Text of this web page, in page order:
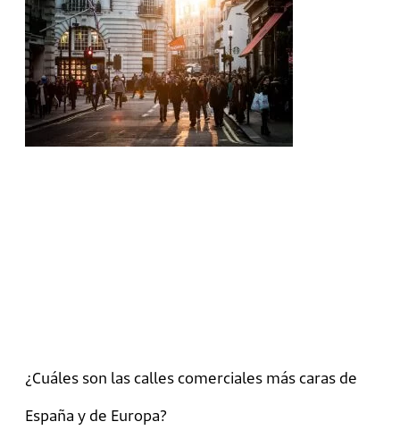
¿Cuáles son las calles comerciales más caras de
España y de Europa?